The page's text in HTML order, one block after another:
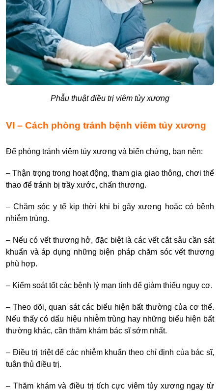
Phẫu thuật điều trị viêm tủy xương
VI – Cách phòng tránh bệnh viêm tủy xương
Để phòng tránh viêm tủy xương và biến chứng, bạn nên:
– Thận trọng trong hoạt động, tham gia giao thông, chơi thể
thao để tránh bị trầy xước, chấn thương.
– Chăm sóc y tế kịp thời khi bị gãy xương hoặc có bệnh
nhiễm trùng.
– Nếu có vết thương hở, đặc biệt là các vết cắt sâu cần sát
khuẩn và áp dụng những biện pháp chăm sóc vết thương
phù hợp.
– Kiểm soát tốt các bệnh lý mạn tính để giảm thiểu nguy cơ.
– Theo dõi, quan sát các biểu hiện bất thường của cơ thể.
Nếu thấy có dấu hiệu nhiễm trùng hay những biểu hiện bất
thường khác, cần thăm khám bác sĩ sớm nhất.
– Điều trị triệt để các nhiễm khuẩn theo chỉ định của bác sĩ,
tuân thủ điều trị.
– Thăm khám và điều trị tích cực viêm tủy xương ngay từ